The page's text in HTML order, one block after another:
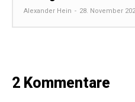
Alexander Hein - 28. November
2 Kommentare